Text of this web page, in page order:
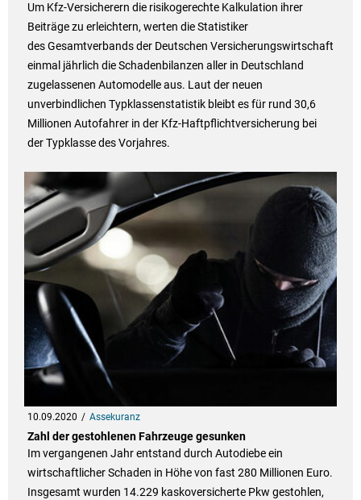
Um Kfz-Versicherern die risikogerechte Kalkulation ihrer
Beiträge zu erleichtern, werten die Statistiker
des Gesamtverbands der Deutschen Versicherungswirtschaft
einmal jährlich die Schadenbilanzen aller in Deutschland
zugelassenen Automodelle aus. Laut der neuen
unverbindlichen Typklassenstatistik bleibt es für rund 30,6
Millionen Autofahrer in der Kfz-Haftpflichtversicherung bei
der Typklasse des Vorjahres.
10.09.2020 Assekuranz
Zahl der gestohlenen Fahrzeuge gesunken
Im vergangenen Jahr entstand durch Autodiebe ein
wirtschaftlicher Schaden in Höhe von fast 280 Millionen Euro.
Insgesamt wurden 14.229 kaskoversicherte Pkw gestohlen,